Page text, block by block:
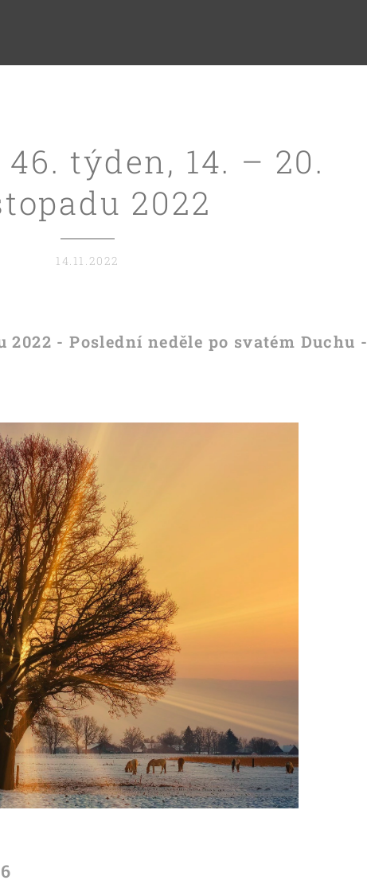
týden, 14. – 20.
2022
14.11.2022
- Poslední neděle po svatém Duchu -